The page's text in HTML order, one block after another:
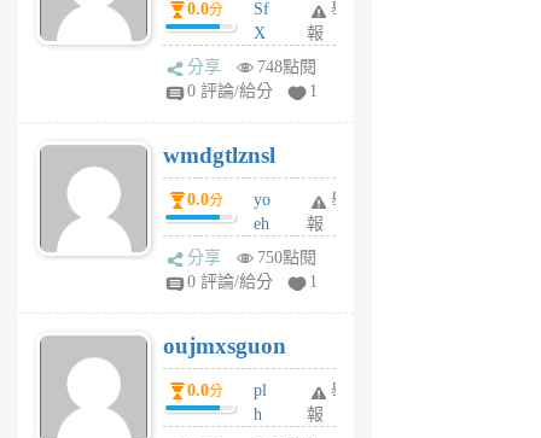
0.0分
Sf
X
Pe
Jc
R
P
m
v
A
V
個
月
前
舉
報
分享
748點閱
0 評論/給分
1
wmdgtlznsl
0.0分
yo
eh
ld
gy
個
月
前
舉
報
分享
750點閱
0 評論/給分
1
oujmxsguon
0.0分
pl
h
舉
報